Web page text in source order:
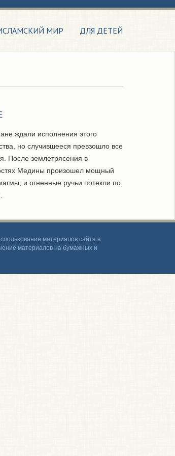
МИР ДЛЯ ДЕТЕЙ
ждали исполнения этого
но случившееся превзошло все
После землетрясения в
Медины произошел мощный
и огненные ручьи потекли по
материалов сайта в
материалов на бумажных и